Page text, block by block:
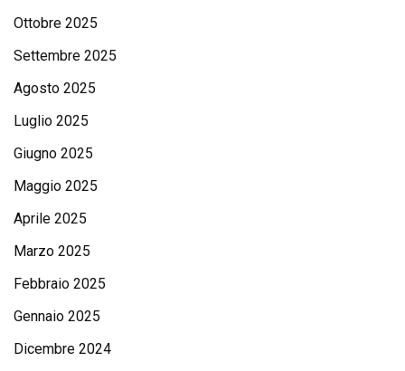
Ottobre 2025
Settembre 2025
Agosto 2025
Luglio 2025
Giugno 2025
Maggio 2025
Aprile 2025
Marzo 2025
Febbraio 2025
Gennaio 2025
Dicembre 2024